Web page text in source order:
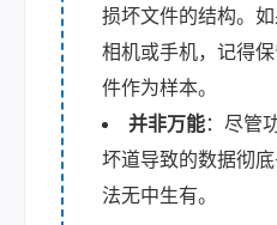
损坏文件的结构。
相机或手机，记得
件作为样本。
并非万能：尽管
坏道导致的数据彻
法无中生有。